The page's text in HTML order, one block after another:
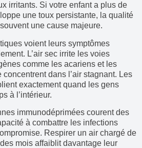
irritants. Si votre enfant a plus de
une toux persistante, la qualité
une cause majeure.
voient leurs symptômes
L’air sec irrite les voies
comme les acariens et les
concentrent dans l’air stagnant. Les
exactement quand les gens
à l’intérieur.
immunodéprimées courent des
à combattre les infections
Respirer un air chargé de
mois affaiblit davantage leur